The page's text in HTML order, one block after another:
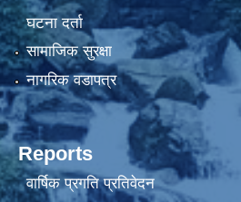
घटना दर्ता
सामाजिक सुरक्षा
नागरिक वडापत्र
Reports
वार्षिक प्रगति प्रतिवेदन